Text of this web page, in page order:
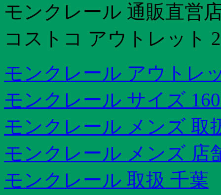
モンクレール 通販直営
コストコ アウトレット
モンクレール アウトレ
モンクレール サイズ
モンクレール メンズ 取
モンクレール メンズ 店
モンクレール 取扱 千葉